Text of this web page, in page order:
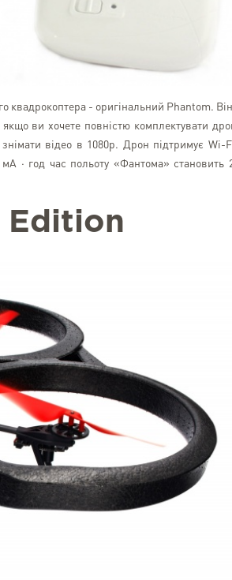
квадрокоптера - оригінальний Phantom.
ви хочете повністю комплектувати
відео в 1080p. Дрон підтримує Wi-
· год час польоту «Фантома» становить
Edition
Користуюсь послугами
2018 року і за цей час
відзначити стабільно
обслуговування та
користуванні
запаковані та без жодних
вирішуються швидко,
раз підтверджує
сервісу та
компанії.